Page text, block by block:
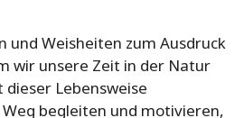
und Weisheiten zum Ausdruck
wir unsere Zeit in der Natur
Lebensweise
begleiten und motivieren,